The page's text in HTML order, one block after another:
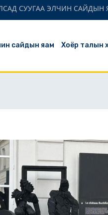
СУУГАА ЭЛЧИН САЙДЫН ЯАМ
сайдын яам Хоёр талын